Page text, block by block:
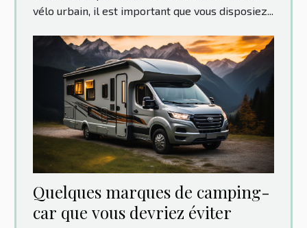
vélo urbain, il est important que vous disposiez...
Quelques marques de camping-
car que vous devriez éviter